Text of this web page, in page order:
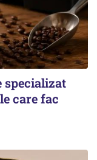
specializat
care fac